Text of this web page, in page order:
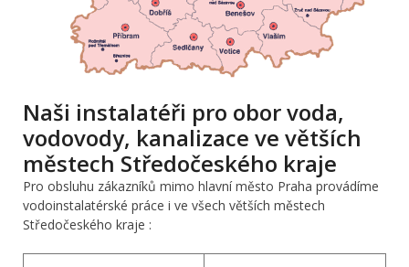
Naši instalatéři pro obor voda,
vodovody, kanalizace ve větších
městech Středočeského kraje
Pro obsluhu zákazníků mimo hlavní město Praha provádíme
vodoinstalatérské práce i ve všech větších městech
Středočeského kraje :